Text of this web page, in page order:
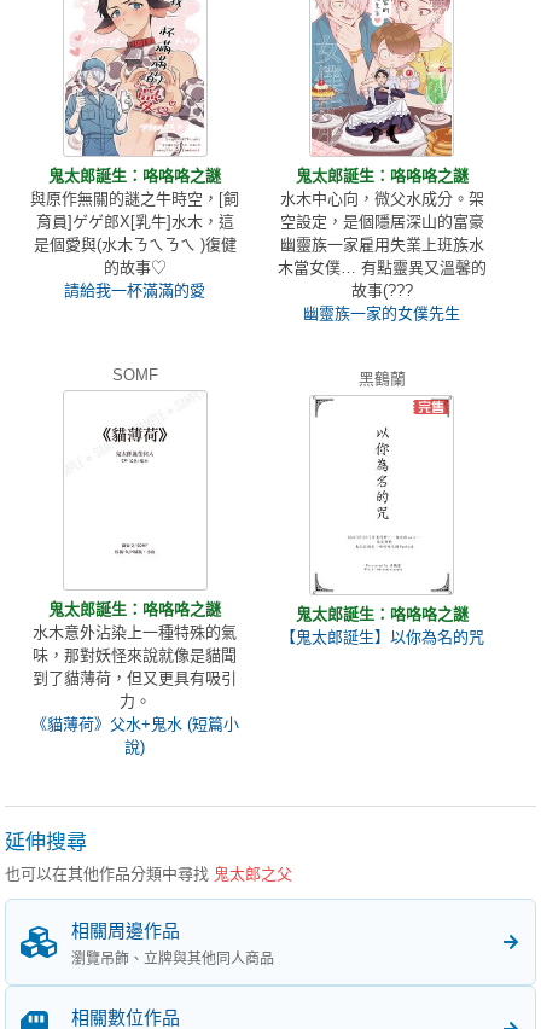
鬼太郎誕生：咯咯咯之謎
與原作無關的謎之牛時空，[飼
育員]ゲゲ郎X[乳牛]水木，這
是個愛與(水木ㄋㄟㄋㄟ )復健
的故事♡
請給我一杯滿滿的愛
鬼太郎誕生：咯咯咯之謎
水木中心向，微父水成分。架
空設定，是個隱居深山的富豪
幽靈族一家雇用失業上班族水
木當女僕… 有點靈異又溫馨的
故事(???
幽靈族一家的女僕先生
SOMF
鬼太郎誕生：咯咯咯之謎
水木意外沾染上一種特殊的氣
味，那對妖怪來說就像是貓聞
到了貓薄荷，但又更具有吸引
力。
《貓薄荷》父水+鬼水 (短篇小
說)
黑鶴蘭
鬼太郎誕生：咯咯咯之謎
【鬼太郎誕生】以你為名的咒
延伸搜尋
也可以在其他作品分類中尋找 鬼太郎之父
相關周邊作品
瀏覽吊飾、立牌與其他同人商品
相關數位作品